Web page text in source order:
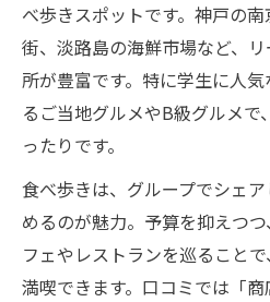
べ歩きスポットです。神戸の
街、淡路島の海鮮市場など、
所が豊富です。特に学生に人
るご当地グルメやB級グルメ
ったりです。
食べ歩きは、グループでシェ
めるのが魅力。予算を抑えつ
フェやレストランを巡ること
満喫できます。口コミでは「